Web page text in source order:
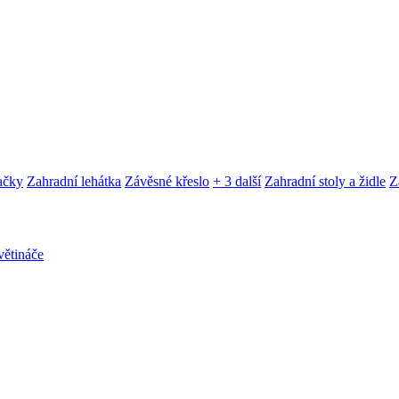
Zahradní lehátka Závěsné křeslo + 3 další Zahradní stoly a židle